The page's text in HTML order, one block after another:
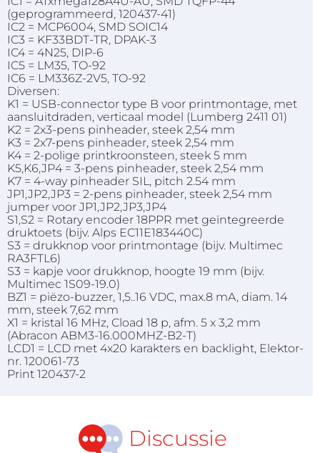
(geprogrammeerd, 120437-41)
IC2 = MCP6004, SMD SOIC14
IC3 = KF33BDT-TR, DPAK-3
IC4 = 4N25, DIP-6
IC5 = LM35, TO-92
IC6 = LM336Z-2V5, TO-92
Diversen:
K1 = USB-connector type B voor printmontage, met
aansluitdraden, verticaal model (Lumberg 2411 01)
K2 = 2x3-pens pinheader, steek 2,54 mm
K3 = 2x7-pens pinheader, steek 2,54 mm
K4 = 2-polige printkroonsteen, steek 5 mm
K5,K6,JP4 = 3-pens pinheader, steek 2,54 mm
K7 = 4-way pinheader SIL, pitch 2.54 mm
JP1,JP2,JP3 = 2-pens pinheader, steek 2,54 mm
jumper voor JP1,JP2,JP3,JP4
S1,S2 = Rotary encoder 18PPR met geïntegreerde
druktoets (bijv. Alps EC11E183440C)
S3 = drukknop voor printmontage (bijv. Multimec
RA3FTL6)
S3 = kapje voor drukknop, hoogte 19 mm (bijv.
Multimec 1S09-19.0)
BZ1 = piëzo-buzzer, 1,5..16 VDC, max.8 mA, diam. 14
mm, steek 7,62 mm
X1 = kristal 16 MHz, Cload 18 p, afm. 5 x 3,2 mm
(Abracon ABM3-16.000MHZ-B2-T)
LCD1 = LCD met 4x20 karakters en backlight, Elektor-
nr. 120061-73
Print 120437-2
Discussie